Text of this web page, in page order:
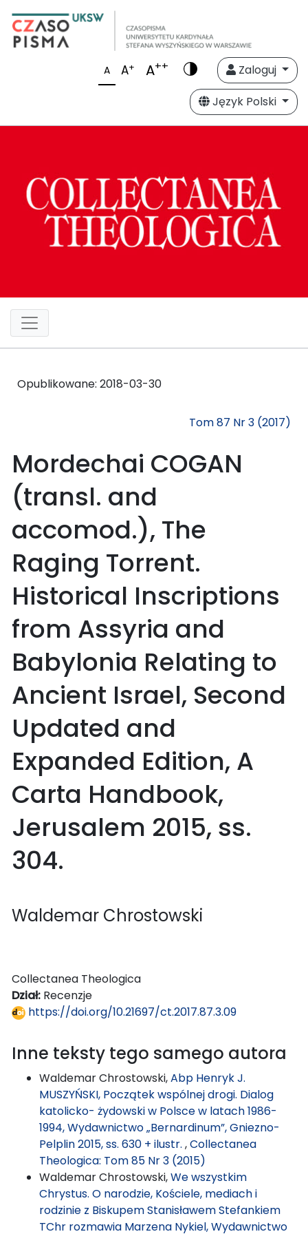
A A+ A++
Zaloguj
Język Polski
Opublikowane: 2018-03-30
Tom 87 Nr 3 (2017)
Mordechai COGAN
(transl. and
accomod.), The
Raging Torrent.
Historical Inscriptions
from Assyria and
Babylonia Relating to
Ancient Israel, Second
Updated and
Expanded Edition, A
Carta Handbook,
Jerusalem 2015, ss.
304.
Waldemar Chrostowski
Collectanea Theologica
Dział: Recenzje
https://doi.org/10.21697/ct.2017.87.3.09
Inne teksty tego samego autora
Waldemar Chrostowski,Abp Henryk J.
MUSZYŃSKI, Początek wspólnej drogi. Dialog
katolicko- żydowski w Polsce w latach 1986-
1994, Wydawnictwo „Bernardinum”, Gniezno-
Pelplin 2015, ss. 630 + ilustr. ,Collectanea
Theologica: Tom 85 Nr 3 (2015)
Waldemar Chrostowski,We wszystkim
Chrystus. O narodzie, Kościele, mediach i
rodzinie z Biskupem Stanisławem Stefankiem
TChr rozmawia Marzena Nykiel, Wydawnictwo